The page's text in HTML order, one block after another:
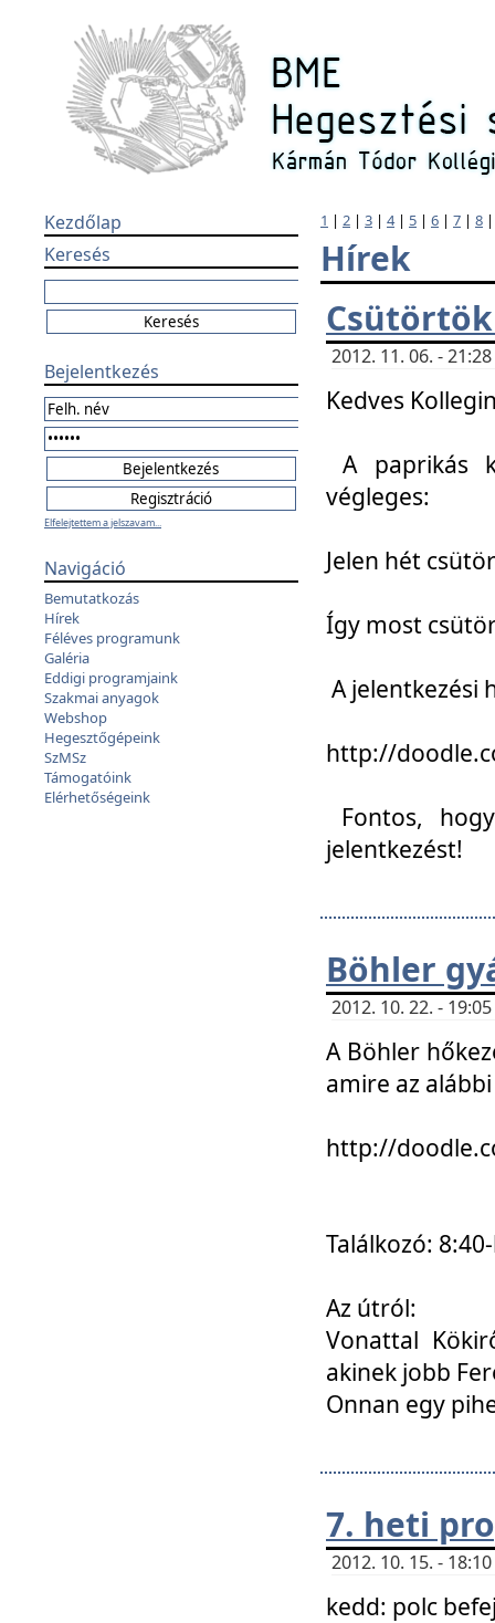
Kezdőlap
Keresés
Bejelentkezés
Elfelejtettem a jelszavam...
Navigáció
Bemutatkozás
Hírek
Féléves programunk
Galéria
Eddigi programjaink
Szakmai anyagok
Webshop
Hegesztőgépeink
SzMSz
Támogatóink
Elérhetőségeink
1 | 2 | 3 | 4| 5 | 6 | 7 | 8
Hírek
2012. 11. 06. -
Kedves
A paprikás
végleges:
Jelen hét
Így most
A jelentkezési
http://
Fontos,
jelentkezést!
Böhler
2012. 10. 22. -
A Böhler
amire az
http://
Találkozó:
Az útról:
Vonattal
akinek jobb
Onnan egy
7. heti
2012. 10. 15. -
kedd: polc